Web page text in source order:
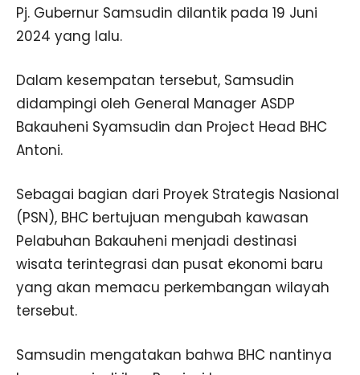
Pj. Gubernur Samsudin dilantik pada 19 Juni
2024 yang lalu.
Dalam kesempatan tersebut, Samsudin
didampingi oleh General Manager ASDP
Bakauheni Syamsudin dan Project Head BHC
Antoni.
Sebagai bagian dari Proyek Strategis Nasional
(PSN), BHC bertujuan mengubah kawasan
Pelabuhan Bakauheni menjadi destinasi
wisata terintegrasi dan pusat ekonomi baru
yang akan memacu perkembangan wilayah
tersebut.
Samsudin mengatakan bahwa BHC nantinya